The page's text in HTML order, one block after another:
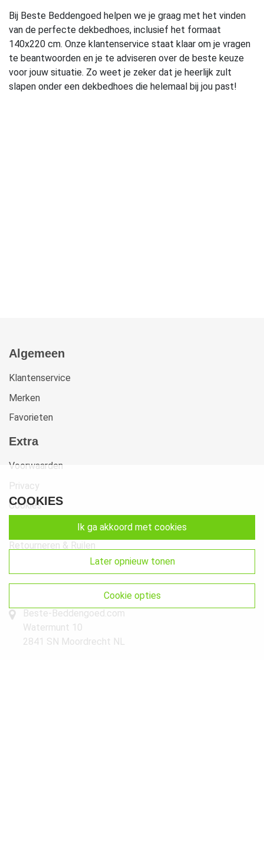
Bij Beste Beddengoed helpen we je graag met het vinden
van de perfecte dekbedhoes, inclusief het formaat
140x220 cm. Onze klantenservice staat klaar om je vragen
te beantwoorden en je te adviseren over de beste keuze
voor jouw situatie. Zo weet je zeker dat je heerlijk zult
slapen onder een dekbedhoes die helemaal bij jou past!
Algemeen
Klantenservice
Merken
Favorieten
Extra
Voorwaarden
Privacy
Cookies
Retourneren & Ruilen
Get In Touch
Beste-Beddengoed.com
Watermunt 10
2841 SN Moordrecht NL
COOKIES
ik ga akkoord met cookies
later opnieuw tonen
cookie opties